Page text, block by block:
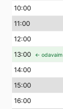
10:00
11:00
12:00
13:00 ← odavaim
14:00
15:00
16:00